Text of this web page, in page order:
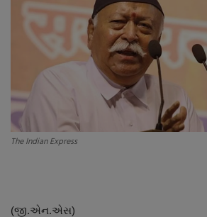
About Author
Contact
Dipotsav Special
આંતરરાષ્ટ્રીય
The Indian Express
(જી.એન.એસ)